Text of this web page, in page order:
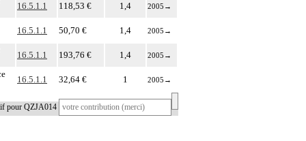
16.5.1.1 118,53 € 1,4 2005 →
16.5.1.1 50,70 € 1,4 2005 →
16.5.1.1 193,76 € 1,4 2005 →
16.5.1.1 32,64 € 1 2005 →
pour QZJA014